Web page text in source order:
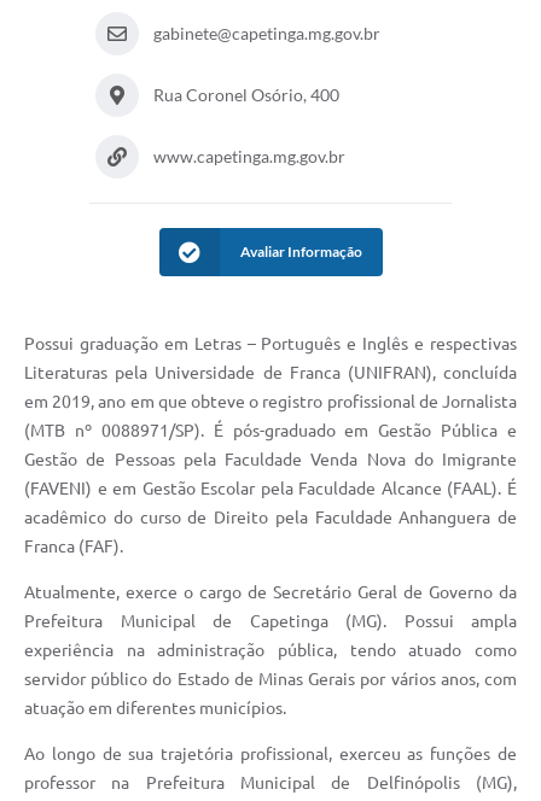
gabinete@capetinga.mg.gov.br
Rua Coronel Osório, 400
www.capetinga.mg.gov.br
Avaliar Informação
Possui graduação em Letras – Português e Inglês e respectivas
Literaturas pela Universidade de Franca (UNIFRAN), concluída
em 2019, ano em que obteve o registro profissional de Jornalista
(MTB nº 0088971/SP). É pós-graduado em Gestão Pública e
Gestão de Pessoas pela Faculdade Venda Nova do Imigrante
(FAVENI) e em Gestão Escolar pela Faculdade Alcance (FAAL). É
acadêmico do curso de Direito pela Faculdade Anhanguera de
Franca (FAF).
Atualmente, exerce o cargo de Secretário Geral de Governo da
Prefeitura Municipal de Capetinga (MG). Possui ampla
experiência na administração pública, tendo atuado como
servidor público do Estado de Minas Gerais por vários anos, com
atuação em diferentes municípios.
Ao longo de sua trajetória profissional, exerceu as funções de
professor na Prefeitura Municipal de Delfinópolis (MG),